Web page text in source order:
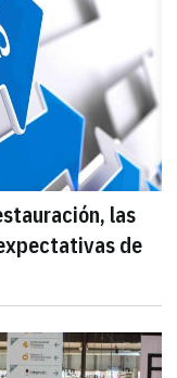
las
de